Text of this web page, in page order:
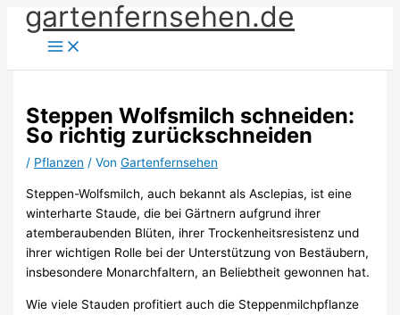
Zum
Inhalt
springen
gartenfernsehen.de
Steppen Wolfsmilch schneiden:
So richtig zurückschneiden
/ Pflanzen / VonGartenfernsehen
Steppen-Wolfsmilch, auch bekannt als Asclepias, ist eine
winterharte Staude, die bei Gärtnern aufgrund ihrer
atemberaubenden Blüten, ihrer Trockenheitsresistenz und
ihrer wichtigen Rolle bei der Unterstützung von Bestäubern,
insbesondere Monarchfaltern, an Beliebtheit gewonnen hat.
Wie viele Stauden profitiert auch die Steppenmilchpflanze